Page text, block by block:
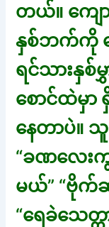
တယ်။ ကျေ
နှစ်ဘက်ကို စ
ရင်သားနှ
စောင်ထဲမှ
နေတာပဲ။
“ခဏလေး
မယ်” “ဗို
“ရေခဲသေတ္